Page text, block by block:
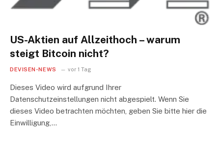
US-Aktien auf Allzeithoch – warum
steigt Bitcoin nicht?
DEVISEN-NEWS vor 1 Tag
Dieses Video wird aufgrund Ihrer
Datenschutzeinstellungen nicht abgespielt. Wenn Sie
dieses Video betrachten möchten, geben Sie bitte hier die
Einwilligung,…